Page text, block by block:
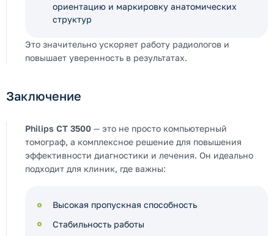
ориентацию и маркировку анатомических
структур
Это значительно ускоряет работу радиологов и
повышает уверенность в результатах.
Заключение
Philips CT 3500 — это не просто компьютерный
томограф, а комплексное решение для повышения
эффективности диагностики и лечения. Он идеально
подходит для клиник, где важны:
Высокая пропускная способность
Стабильность работы